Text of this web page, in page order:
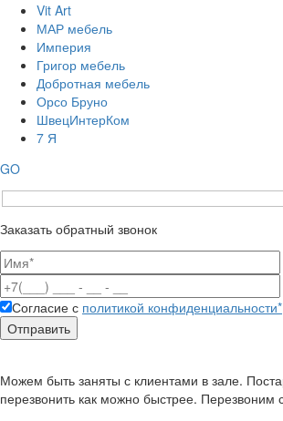
Vit Art
МАР мебель
Империя
Григор мебель
Добротная мебель
Орсо Бруно
ШвецИнтерКом
7 Я
GO
Заказать обратный звонок
Согласие с политикой конфиденциальности*
Можем быть заняты с клиентами в зале.
перезвонить как можно быстрее. Перезвоним